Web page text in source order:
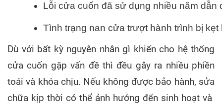
Lỗi cửa cuốn đã sử dụng nhiều năm
Tình trạng nan cửa trượt hành trình bị
Dù với bất kỳ nguyên nhân gì khiến cho hệ thống
cửa cuốn gặp vấn đề thì đều gây ra nhiều phiền
toái và khóa chịu. Nếu không được bảo hành, sửa
chữa kịp thời có thể ảnh hưởng đến sinh hoạt và